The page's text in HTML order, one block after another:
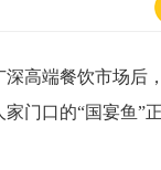
高端餐饮市场后
门口的“国宴鱼”